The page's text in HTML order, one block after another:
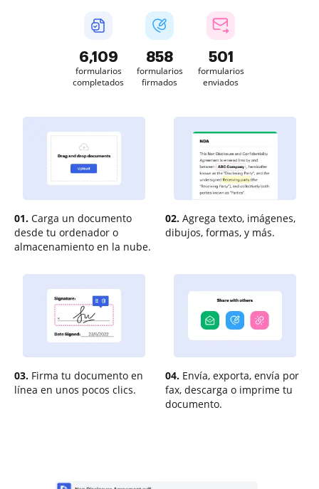
6,110
formularios
completados
858
formularios
firmados
501
formularios
enviados
01. Carga un documento
desde tu ordenador o
almacenamiento en la nube.
02. Agrega texto, imágenes,
dibujos, formas, y más.
03. Firma tu documento en
línea en unos pocos clics.
04. Envía, exporta, envía por
fax, descarga o imprime tu
documento.